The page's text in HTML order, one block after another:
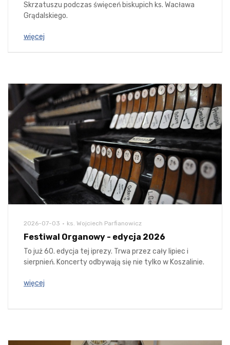
Skrzatuszu podczas święceń biskupich ks. Wacława
Grądalskiego.
więcej
2026-07-03 ks. Wojciech Parfianowicz
Festiwal Organowy - edycja 2026
To już 60. edycja tej iprezy. Trwa przez cały lipiec i
sierpnień. Koncerty odbywają się nie tylko w Koszalinie.
więcej